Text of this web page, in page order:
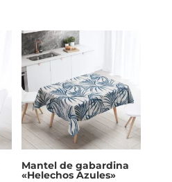
Mantel de gabardina
«Helechos Azules»